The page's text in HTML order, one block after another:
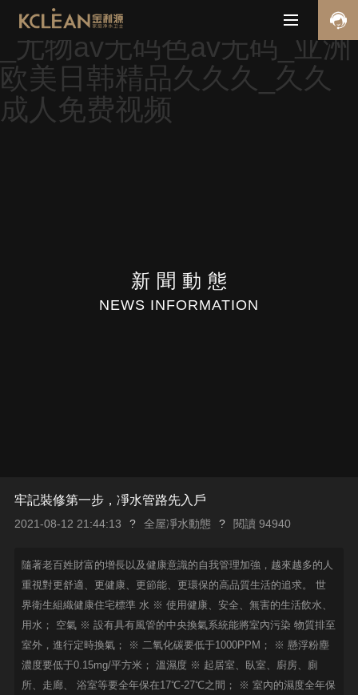
欧美一区三区二区在线观看
_尤物av无码色av无码_亚洲
欧美日韩精品久久久_久久
成人免费视频
新聞 動態
NEWS INFORMATION
牢記裝修第一步，凈水管路先入戶
2021-08-12 21:44:13 ? 全屋凈水動態 ? 閱讀 94940
隨著老百姓財富的增長以及健康意識的自我管理加強，越來越多的人
重視對更舒適、更健康、更節能、更環保的高品質生活的追求。 世
界衛生組織健康住宅標準 水 ※ 使用健康、安全、無害的生活飲水、
用水； 空氣 ※ 設有具有風管的中央換氣系統能將室內污染 物質排至
室外，進行定時換氣； ※ 二氧化碳要低于1000PPM； ※ 懸浮粉塵
濃度要低于0.15mg/平方米； 溫濕度 ※ 起居室、臥室、廚房、廁
所、走廊、 浴室等要全年保在17℃-27℃之間； ※ 室內的濕度全年保